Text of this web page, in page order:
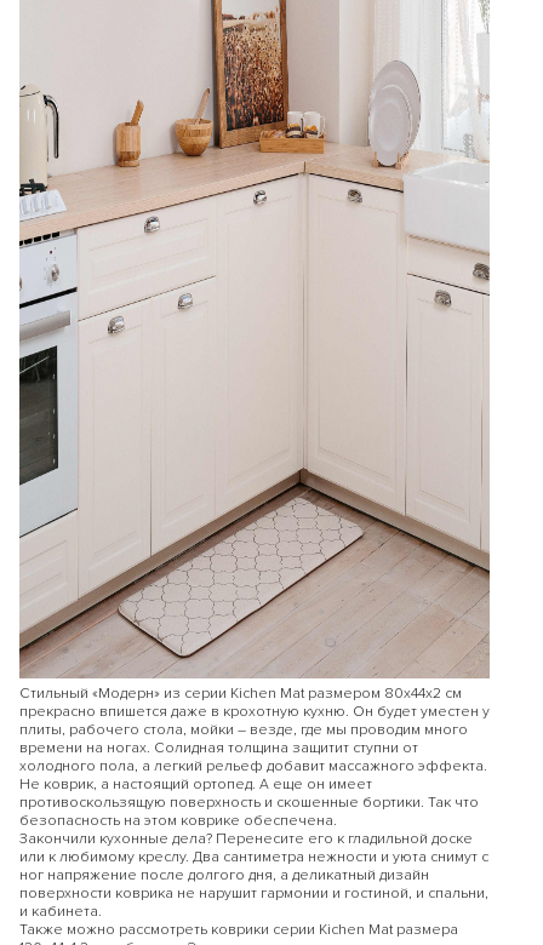
Стильный «Модерн» из серии Kichen Mat размером 80х44х2 см
прекрасно впишется даже в крохотную кухню. Он будет уместен у
плиты, рабочего стола, мойки – везде, где мы проводим много
времени на ногах. Солидная толщина защитит ступни от
холодного пола, а легкий рельеф добавит массажного эффекта.
Не коврик, а настоящий ортопед. А еще он имеет
противоскользящую поверхность и скошенные бортики. Так что
безопасность на этом коврике обеспечена.
Закончили кухонные дела? Перенесите его к гладильной доске
или к любимому креслу. Два сантиметра нежности и уюта снимут с
ног напряжение после долгого дня, а деликатный дизайн
поверхности коврика не нарушит гармонии и гостиной, и спальни,
и кабинета.
Также можно рассмотреть коврики серии Kichen Mat размера